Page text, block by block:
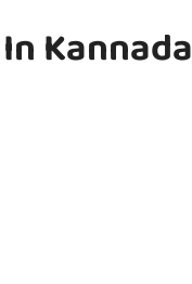
Kannada